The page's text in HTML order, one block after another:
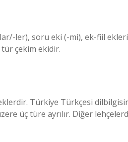
ler), soru eki (-mi), ek-fiil
tür çekim ekidir.
Türkiye Türkçesi
üç türe ayrılır. Diğer